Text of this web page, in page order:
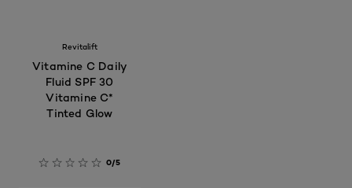
Revitalift
Vitamine C Daily
Fluid SPF 30
Vitamine C*
Tinted Glow
0/5